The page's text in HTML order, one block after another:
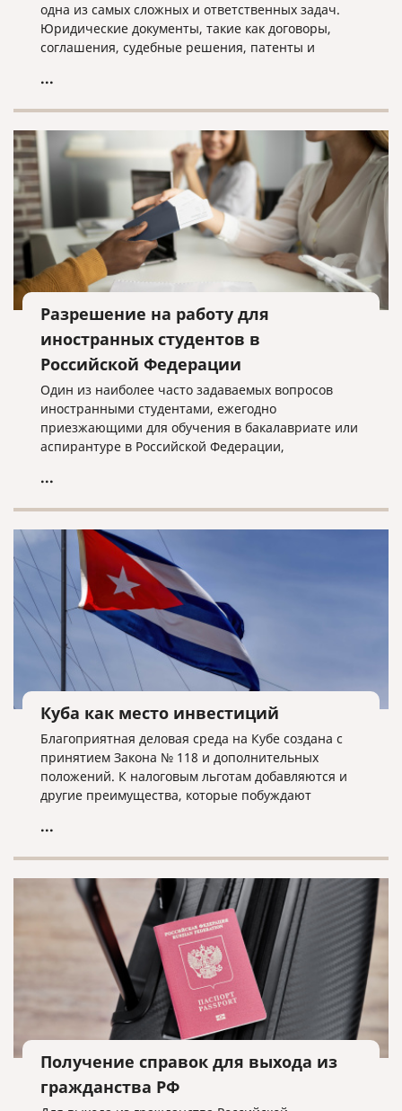
одна из самых сложных и ответственных задач.
Юридические документы, такие как договоры,
соглашения, судебные решения, патенты и
перевода, но и соблюдения юридической
...
Разрешение на работу для
иностранных студентов в
Российской Федерации
Один из наиболее часто задаваемых вопросов
иностранными студентами, ежегодно
приезжающими для обучения в бакалавриате или
аспирантуре в Российской Федерации,
легально трудоустроиться, не создавая при этом
...
Куба как место инвестиций
Благоприятная деловая среда на Кубе создана с
принятием Закона № 118 и дополнительных
положений. К налоговым льготам добавляются и
другие преимущества, которые побуждают
качестве места для инвестиций.
...
Получение справок для выхода из
гражданства РФ